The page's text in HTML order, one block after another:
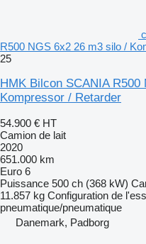
R500 NGS 6x2 26 m3 silo /
25
HMK Bilcon SCANIA
Kompressor / Retarder
54.900 € HT
Camion de lait
2020
651.000 km
Euro 6
Puissance 500 ch (368 kW)
11.857 kg Configuration de
pneumatique/pneumatique
Danemark, Padborg